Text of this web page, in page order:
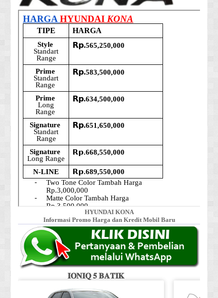
HYUNDAI KONA
Informasi Promo Harga dan Kredit Mobil Baru
𝐈𝐎𝐍𝐈𝐐 𝟓 𝐁𝐀𝐓𝐈𝐊